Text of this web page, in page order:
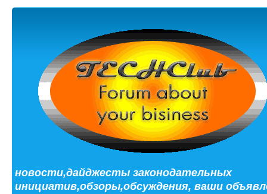
новости,дайджесты законодательных
инициатив,обзоры,обсуждения, ваши